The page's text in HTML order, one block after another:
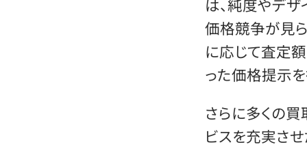
は、純度やデ
価格競争が見
に応じて査定
った価格提示を
さらに多くの
ビスを充実さ